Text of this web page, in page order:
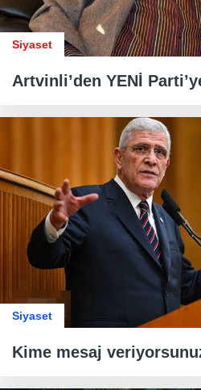
Siyaset
Artvinli’den YENİ
Siyaset
Kime mesaj